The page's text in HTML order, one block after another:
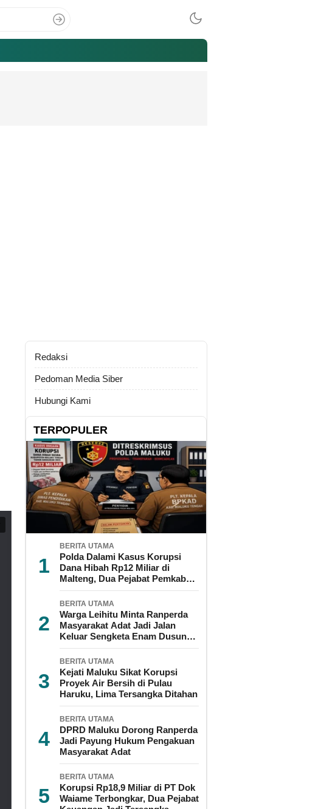
Redaksi
Pedoman Media Siber
Hubungi Kami
TERPOPULER
1
BERITA UTAMA
Polda Dalami Kasus Korupsi
Dana Hibah Rp12 Miliar di
Malteng, Dua Pejabat Pemkab
Diperiksa
2
BERITA UTAMA
Warga Leihitu Minta Ranperda
Masyarakat Adat Jadi Jalan
Keluar Sengketa Enam Dusun
Tanjung Sial
3
BERITA UTAMA
Kejati Maluku Sikat Korupsi
Proyek Air Bersih di Pulau
Haruku, Lima Tersangka Ditahan
4
BERITA UTAMA
DPRD Maluku Dorong Ranperda
Jadi Payung Hukum Pengakuan
Masyarakat Adat
5
BERITA UTAMA
Korupsi Rp18,9 Miliar di PT Dok
Waiame Terbongkar, Dua Pejabat